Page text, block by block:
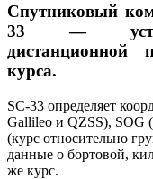
Спутниковый
33 —
дистанционной
курса.
SC-33 определяет
Gallileo и QZSS), SOG
(курс относительно
данные о бортовой,
же курс.